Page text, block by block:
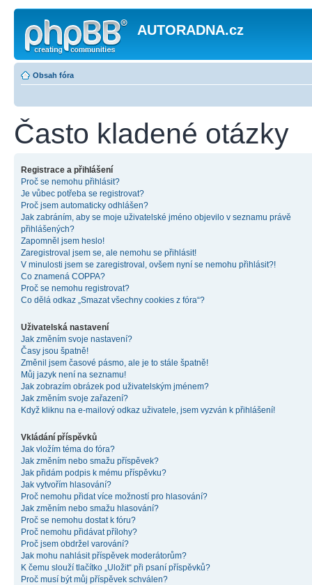
AUTORADNA.cz
Obsah fóra
Často kladené otázky
Registrace a přihlášení
Proč se nemohu přihlásit?
Je vůbec potřeba se registrovat?
Proč jsem automaticky odhlášen?
Jak zabráním, aby se moje uživatelské jméno objevilo v seznamu právě
přihlášených?
Zapomněl jsem heslo!
Zaregistroval jsem se, ale nemohu se přihlásit!
V minulosti jsem se zaregistroval, ovšem nyní se nemohu přihlásit?!
Co znamená COPPA?
Proč se nemohu registrovat?
Co dělá odkaz „Smazat všechny cookies z fóra“?
Uživatelská nastavení
Jak změním svoje nastavení?
Časy jsou špatně!
Změnil jsem časové pásmo, ale je to stále špatně!
Můj jazyk není na seznamu!
Jak zobrazím obrázek pod uživatelským jménem?
Jak změním svoje zařazení?
Když kliknu na e-mailový odkaz uživatele, jsem vyzván k přihlášení!
Vkládání příspěvků
Jak vložím téma do fóra?
Jak změním nebo smažu příspěvek?
Jak přidám podpis k mému příspěvku?
Jak vytvořím hlasování?
Proč nemohu přidat více možností pro hlasování?
Jak změním nebo smažu hlasování?
Proč se nemohu dostat k fóru?
Proč nemohu přidávat přílohy?
Proč jsem obdržel varování?
Jak mohu nahlásit příspěvek moderátorům?
K čemu slouží tlačítko „Uložit“ při psaní příspěvků?
Proč musí být můj příspěvek schválen?